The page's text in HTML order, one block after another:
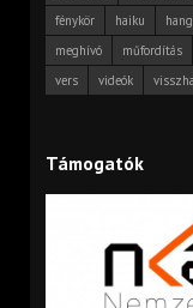
fénykör
haiku
meghívó
műfordítás
vers
videók
Támogatók